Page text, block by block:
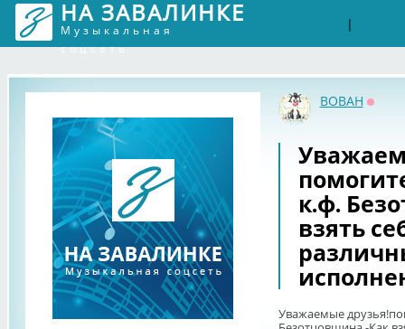
НА ЗАВАЛИНКЕ
Музыкальная
соцсеть
|
BOBAH
к.ф.
взять
Уважаемые